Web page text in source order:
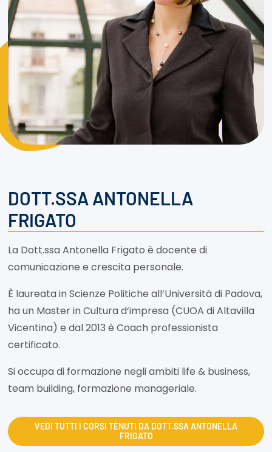
DOTT.SSA ANTONELLA
FRIGATO
La Dott.ssa Antonella Frigato è docente di
comunicazione e crescita personale.
È laureata in Scienze Politiche all’Università di Padova,
ha un Master in Cultura d‘impresa (CUOA di Altavilla
Vicentina) e dal 2013 è Coach professionista
certificato.
Si occupa di formazione negli ambiti life & business,
team building, formazione manageriale.
VEDI TUTTI I CORSI TENUTI DA DOTT.SSA ANTONELLA
FRIGATO